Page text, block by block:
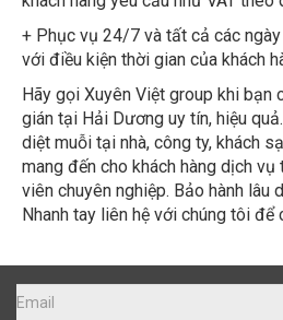
+ Phục vụ 24/7 và tất cả các
với điều kiện thời gian của khách
Hãy gọi Xuyên Việt group khi bạn
gián tại Hải Dương uy tín, hiệu
diệt muỗi tại nhà, công ty, khách
mang đến cho khách hàng dịch vụ
viên chuyên nghiệp. Bảo hành lâu
Nhanh tay liên hệ với chúng tôi